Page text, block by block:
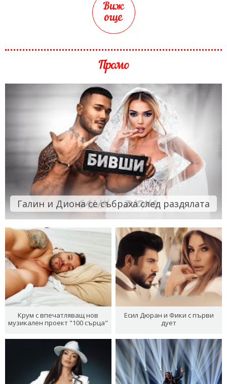
Виж
още
Промо
Галин и Диона се събраха след раздялата
Крум с впечатляващ нов
музикален проект "100 сърца"
Есил Дюран и Фики с първи
дует